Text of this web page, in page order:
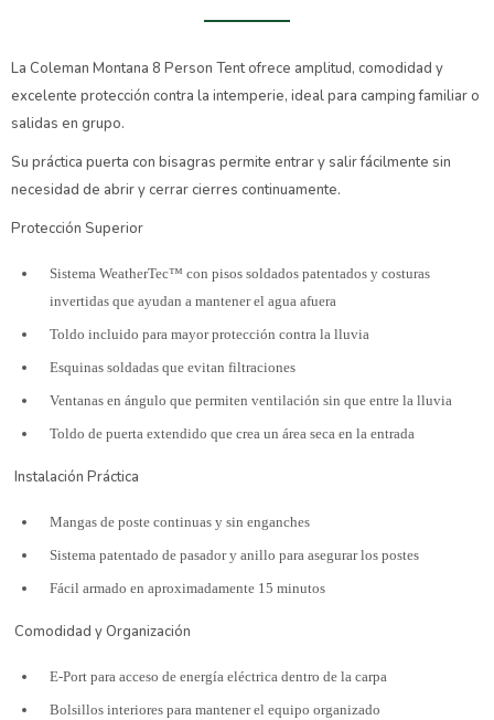
La Coleman Montana 8 Person Tent ofrece amplitud, comodidad y
excelente protección contra la intemperie, ideal para camping familiar o
salidas en grupo.
Su práctica puerta con bisagras permite entrar y salir fácilmente sin
necesidad de abrir y cerrar cierres continuamente.
Protección Superior
Sistema WeatherTec™ con pisos soldados patentados y costuras
invertidas que ayudan a mantener el agua afuera
Toldo incluido para mayor protección contra la lluvia
Esquinas soldadas que evitan filtraciones
Ventanas en ángulo que permiten ventilación sin que entre la lluvia
Toldo de puerta extendido que crea un área seca en la entrada
Instalación Práctica
Mangas de poste continuas y sin enganches
Sistema patentado de pasador y anillo para asegurar los postes
Fácil armado en aproximadamente 15 minutos
Comodidad y Organización
E-Port para acceso de energía eléctrica dentro de la carpa
Bolsillos interiores para mantener el equipo organizado